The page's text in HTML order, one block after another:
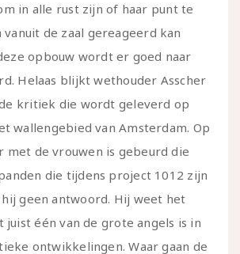
in alle rust zijn of haar punt te
vanuit de zaal gereageerd kan
opbouw wordt er goed naar
Helaas blijkt wethouder Asscher
kritiek die wordt geleverd op
wallengebied van Amsterdam. Op
met de vrouwen is gebeurd die
die tijdens project 1012 zijn
geen antwoord. Hij weet het
juist één van de grote angels is in
ontwikkelingen. Waar gaan de